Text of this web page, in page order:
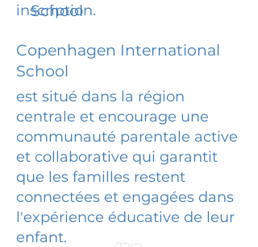
inscription.
School
Copenhagen International
School
est situé dans la région
centrale et encourage une
communauté parentale active
et collaborative qui garantit
que les familles restent
connectées et engagées dans
l'expérience éducative de leur
enfant.